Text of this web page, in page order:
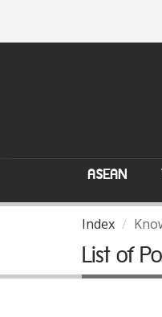
ASEAN
Index
List of